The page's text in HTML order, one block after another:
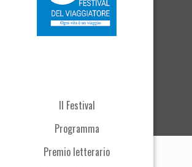
Il Festival
Programma
Premio letterario